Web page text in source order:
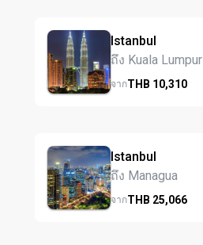
Istanbul
ถึง Kuala Lumpur
จากTHB 10,310
Istanbul
ถึง Managua
จากTHB 25,066